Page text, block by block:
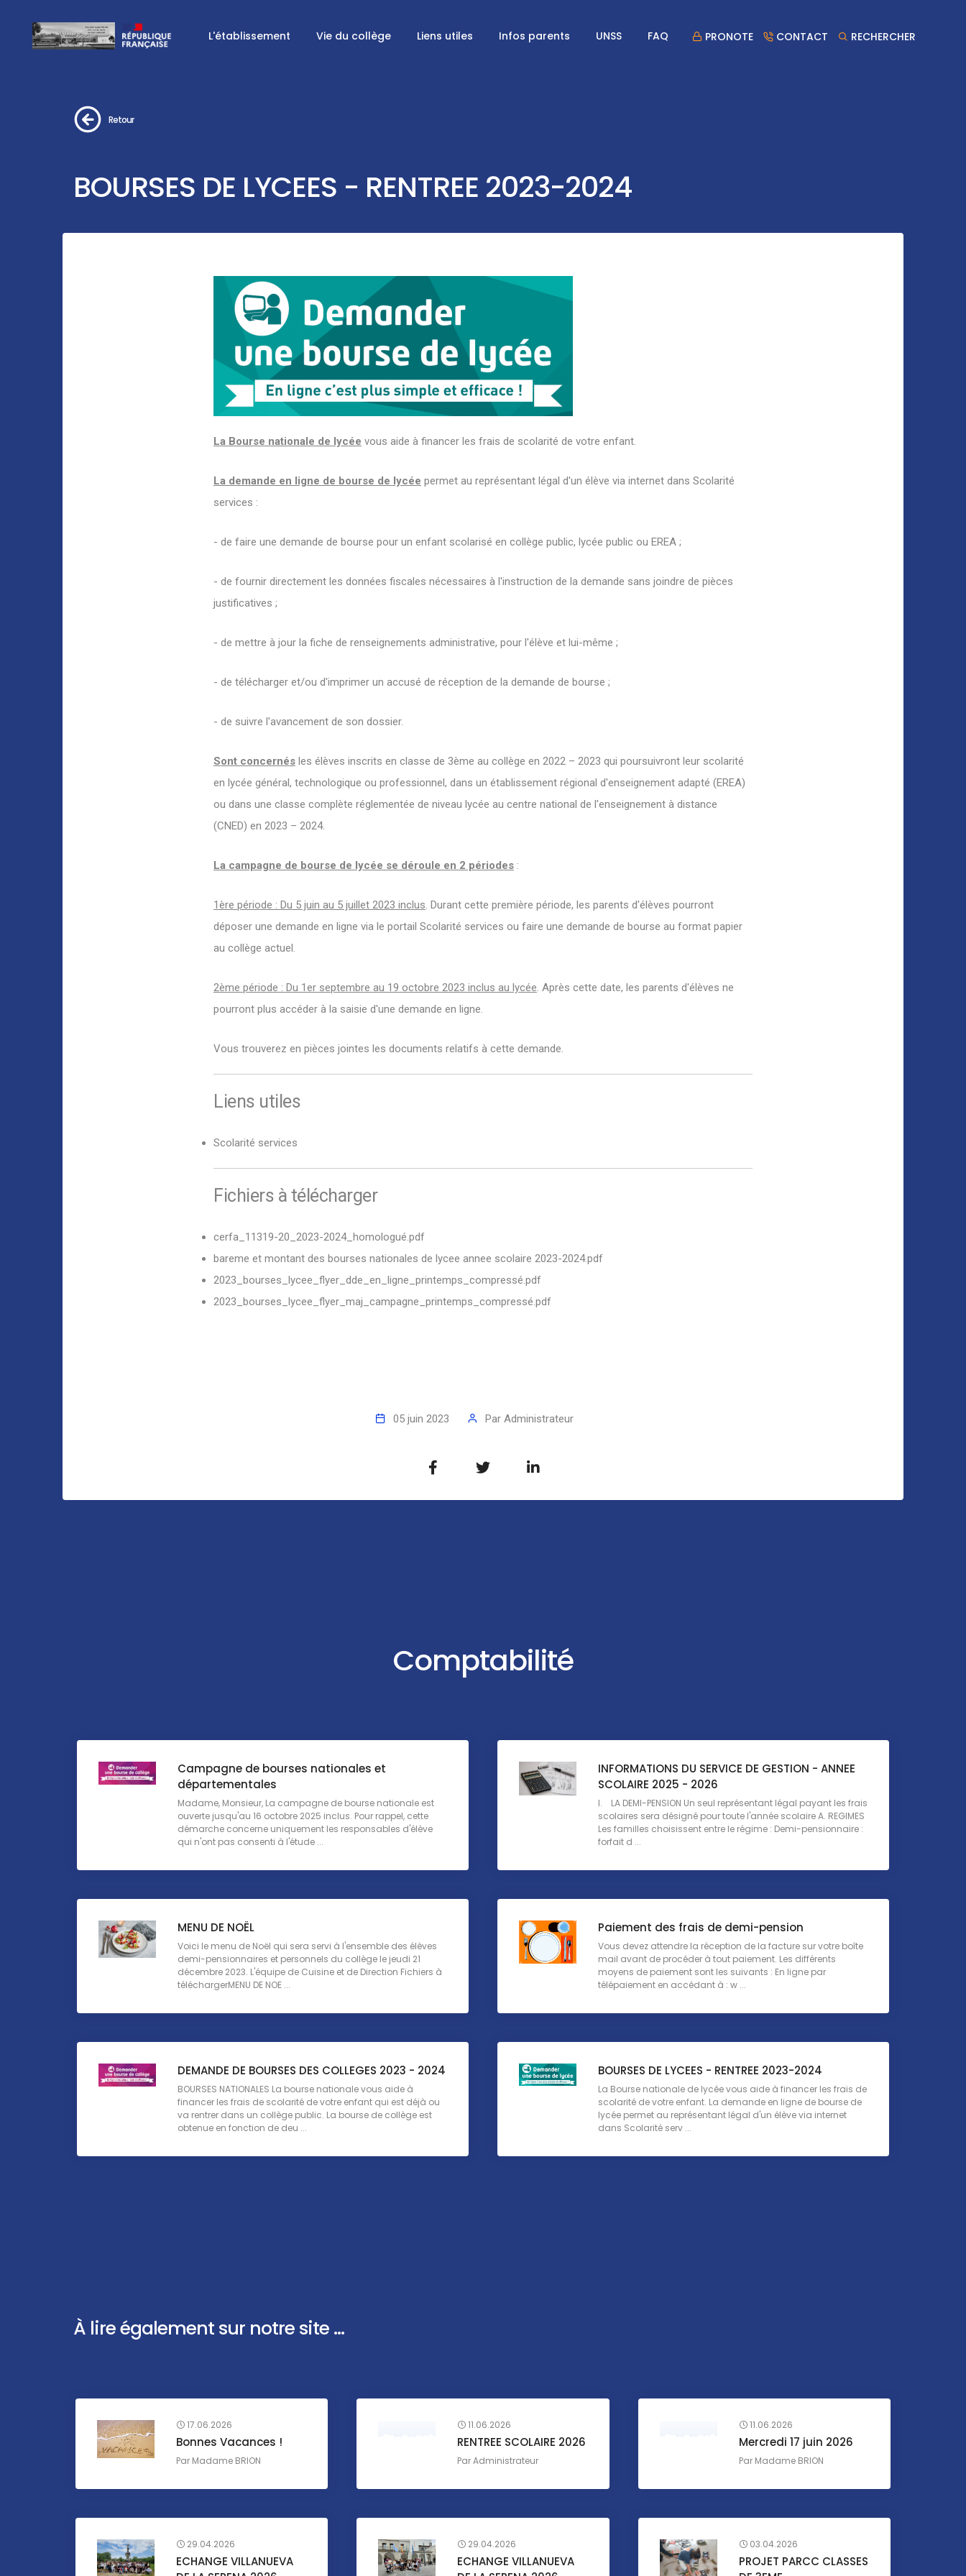
L'établissement Vie du collège Liens utiles Infos parents UNSS FAQ PRONOTE CONTACT RECHERCHER
Retour
BOURSES DE LYCEES - RENTREE 2023-2024
La Bourse nationale de lycée vous aide à financer les frais de scolarité de votre enfant.
La demande en ligne de bourse de lycée permet au représentant légal d'un élève via internet dans Scolarité
services :
- de faire une demande de bourse pour un enfant scolarisé en collège public, lycée public ou EREA ;
- de fournir directement les données fiscales nécessaires à l'instruction de la demande sans joindre de pièces
justificatives ;
- de mettre à jour la fiche de renseignements administrative, pour l'élève et lui-même ;
- de télécharger et/ou d'imprimer un accusé de réception de la demande de bourse ;
- de suivre l'avancement de son dossier.
Sont concernés les élèves inscrits en classe de 3ème au collège en 2022 – 2023 qui poursuivront leur scolarité
en lycée général, technologique ou professionnel, dans un établissement régional d'enseignement adapté (EREA)
ou dans une classe complète réglementée de niveau lycée au centre national de l'enseignement à distance
(CNED) en 2023 – 2024.
La campagne de bourse de lycée se déroule en 2 périodes :
1ère période : Du 5 juin au 5 juillet 2023 inclus . Durant cette première période, les parents d'élèves pourront
déposer une demande en ligne via le portail Scolarité services ou faire une demande de bourse au format papier
au collège actuel.
2ème période : Du 1er septembre au 19 octobre 2023 inclus au lycée . Après cette date, les parents d'élèves ne
pourront plus accéder à la saisie d'une demande en ligne.
Vous trouverez en pièces jointes les documents relatifs à cette demande.
Liens utiles
Scolarité services
Fichiers à télécharger
cerfa_11319-20_2023-2024_homologué.pdf
bareme et montant des bourses nationales de lycee annee scolaire 2023-2024.pdf
2023_bourses_lycee_flyer_dde_en_ligne_printemps_compressé.pdf
2023_bourses_lycee_flyer_maj_campagne_printemps_compressé.pdf
05 juin 2023 Par Administrateur
Comptabilité
Campagne de bourses nationales et
départementales
Madame, Monsieur, La campagne de bourse nationale est
ouverte jusqu'au 16 octobre 2025 inclus. Pour rappel, cette
démarche concerne uniquement les responsables d'élève
qui n'ont pas consenti à l'étude ...
INFORMATIONS DU SERVICE DE GESTION - ANNEE
SCOLAIRE 2025 - 2026
I. LA DEMI-PENSION Un seul représentant légal payant les frais
scolaires sera désigné pour toute l'année scolaire A. REGIMES
Les familles choisissent entre le régime : Demi-pensionnaire :
forfait d ...
MENU DE NOËL
Voici le menu de Noël qui sera servi à l'ensemble des élèves
demi-pensionnaires et personnels du collège le jeudi 21
décembre 2023. L'équipe de Cuisine et de Direction Fichiers à
téléchargerMENU DE NOE ...
Paiement des frais de demi-pension
Vous devez attendre la réception de la facture sur votre boîte
mail avant de procéder à tout paiement. Les différents
moyens de paiement sont les suivants : En ligne par
télépaiement en accédant à : w ...
DEMANDE DE BOURSES DES COLLEGES 2023 - 2024
BOURSES NATIONALES La bourse nationale vous aide à
financer les frais de scolarité de votre enfant qui est déjà ou
va rentrer dans un collège public. La bourse de collège est
obtenue en fonction de deu ...
BOURSES DE LYCEES - RENTREE 2023-2024
La Bourse nationale de lycée vous aide à financer les frais de
scolarité de votre enfant. La demande en ligne de bourse de
lycée permet au représentant légal d'un élève via internet
dans Scolarité serv ...
À lire également sur notre site ...
17.06.2026
Bonnes Vacances !
Par Madame BRION
11.06.2026
RENTREE SCOLAIRE 2026
ParAdministrateur
11.06.2026
Mercredi 17 juin 2026
Par Madame BRION
29.04.2026
ECHANGE VILLANUEVA
29.04.2026
ECHANGE VILLANUEVA
03.04.2026
PROJET PARCC CLASSES